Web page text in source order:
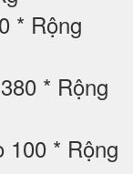
* Rộng
* Rộng
100 * Rộng